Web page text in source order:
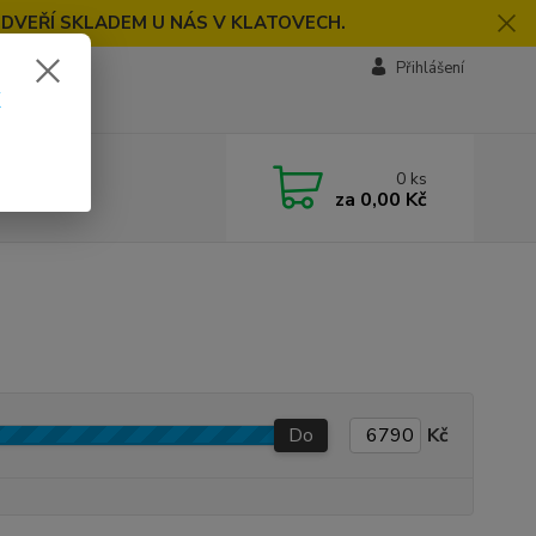
SKLADEM U NÁS V KLATOVECH.
Přihlášení
0 ks
za 0,00 Kč
Do Kč